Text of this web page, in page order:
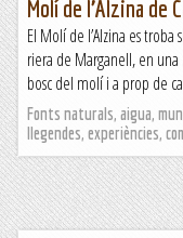
Molí de l’Alzina de
El Molí de l’Alzina es
riera de Marganell, en una
bosc del molí i a prop de
Fonts naturals, aigua,
llegendes, experiències,